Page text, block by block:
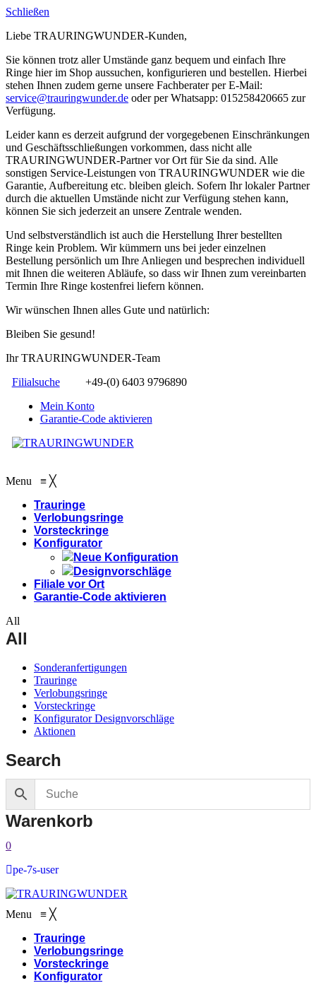
Schließen
Liebe TRAURINGWUNDER-Kunden,
Sie können trotz aller Umstände ganz bequem und einfach Ihre
Ringe hier im Shop aussuchen, konfigurieren und bestellen. Hierbei
stehen Ihnen zudem gerne unsere Fachberater per E-Mail:
service@trauringwunder.de oder per Whatsapp: 015258420665 zur
Verfügung.
Leider kann es derzeit aufgrund der vorgegebenen Einschränkungen
und Geschäftsschließungen vorkommen, dass nicht alle
TRAURINGWUNDER-Partner vor Ort für Sie da sind. Alle
sonstigen Service-Leistungen von TRAURINGWUNDER wie die
Garantie, Aufbereitung etc. bleiben gleich. Sofern Ihr lokaler Partner
durch die aktuellen Umstände nicht zur Verfügung stehen kann,
können Sie sich jederzeit an unsere Zentrale wenden.
Und selbstverständlich ist auch die Herstellung Ihrer bestellten
Ringe kein Problem. Wir kümmern uns bei jeder einzelnen
Bestellung persönlich um Ihre Anliegen und besprechen individuell
mit Ihnen die weiteren Abläufe, so dass wir Ihnen zum vereinbarten
Termin Ihre Ringe kostenfrei liefern können.
Wir wünschen Ihnen alles Gute und natürlich:
Bleiben Sie gesund!
Ihr TRAURINGWUNDER-Team
Filialsuche
+49-(0) 6403 9796890
Mein Konto
Garantie-Code aktivieren
Menu ≡ ╳
Trauringe
Verlobungsringe
Vorsteckringe
Konfigurator
Neue Konfiguration
Designvorschläge
Filiale vor Ort
Garantie-Code aktivieren
All
All
Sonderanfertigungen
Trauringe
Verlobungsringe
Vorsteckringe
Konfigurator Designvorschläge
Aktionen
Search
Warenkorb
0
pe-7s-user
Menu ≡ ╳
Trauringe
Verlobungsringe
Vorsteckringe
Konfigurator